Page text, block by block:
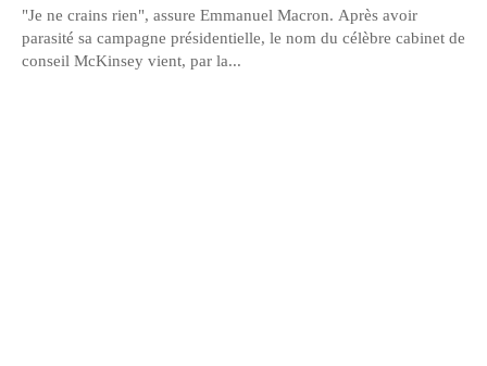
"Je ne crains rien", assure Emmanuel Macron. Après avoir
parasité sa campagne présidentielle, le nom du célèbre cabinet de
conseil McKinsey vient, par la...